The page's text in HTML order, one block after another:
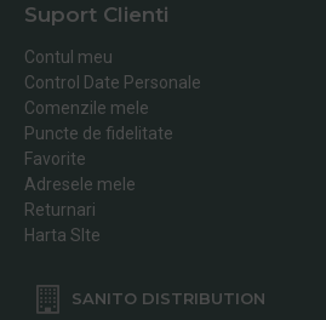
Suport Clienti
Contul meu
Control Date Personale
Comenzile mele
Puncte de fidelitate
Favorite
Adresele mele
Returnari
Harta SIte
SANITO DISTRIBUTION